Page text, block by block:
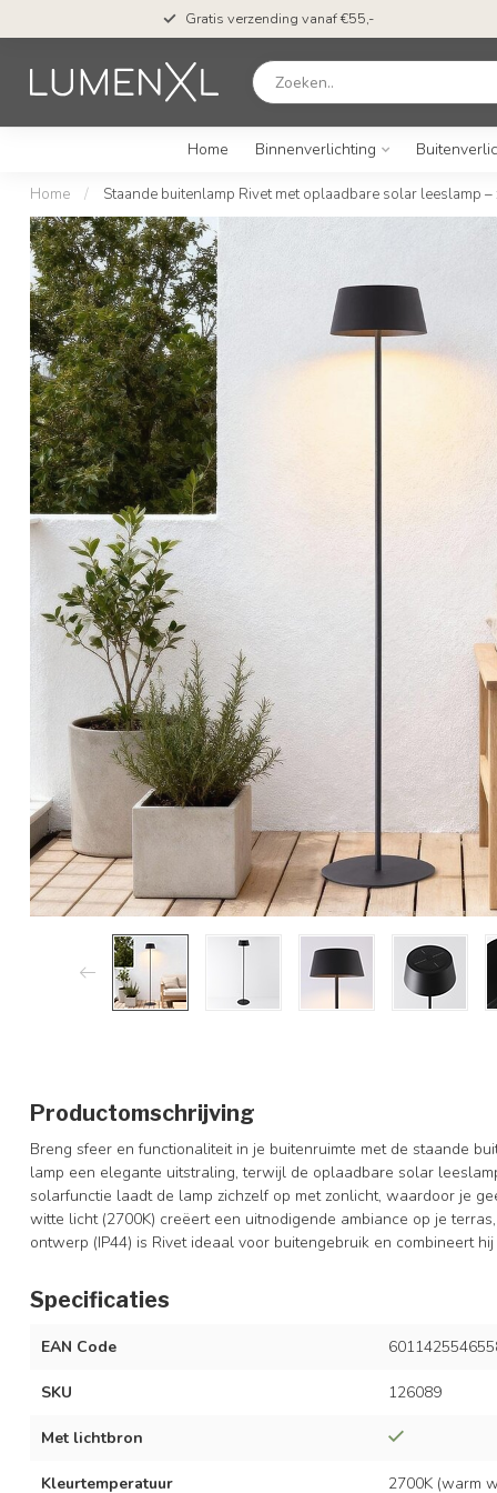
Gratis verzending vanaf €55,-
Home Binnenverlichting
Home / Staande buitenlamp Rivet met oplaadbare solar leeslamp –
Productomschrijving
Breng sfeer en functionaliteit in je buitenruimte met de staande
lamp een elegante uitstraling, terwijl de oplaadbare solar
solarfunctie laadt de lamp zichzelf op met zonlicht, waardoor je
witte licht (2700K) creëert een uitnodigende ambiance op je
ontwerp (IP44) is Rivet ideaal voor buitengebruik en combineert
Specificaties
EAN Code
SKU 126089
Met lichtbron
Kleurtemperatuur 2700K (warm